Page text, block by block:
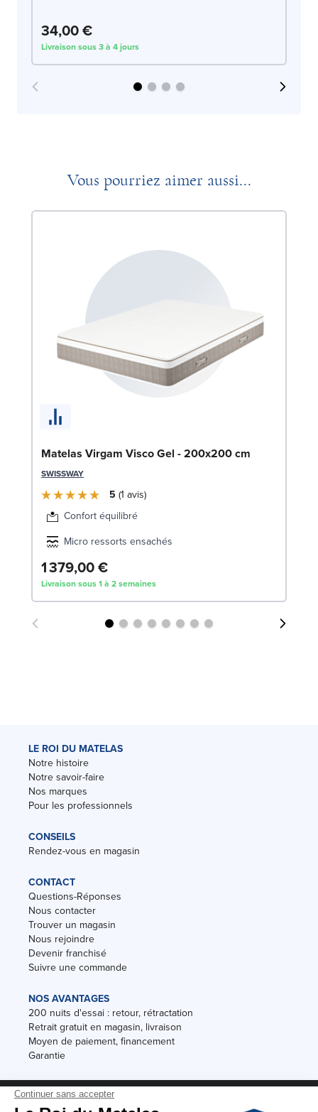
34,00 €
Livraison sous 3 à 4 jours
Vous pourriez aimer aussi...
Matelas Virgam Visco Gel - 200x200 cm
SWISSWAY
5 1 avis
Confort équilibré
Micro ressorts ensachés
1 379,00 €
Livraison sous 1 à 2 semaines
LE ROI DU MATELAS
Notre histoire
Notre savoir-faire
Nos marques
Pour les professionnels
CONSEILS
Rendez-vous en magasin
CONTACT
Questions-Réponses
Nous contacter
Trouver un magasin
Nous rejoindre
Devenir franchisé
Suivre une commande
NOS AVANTAGES
200 nuits d'essai : retour, rétractation
Retrait gratuit en magasin, livraison
Moyen de paiement, financement
Garantie
Conditions des offres